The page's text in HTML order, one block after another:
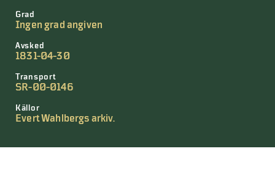
Grad
Ingen grad angiven
Avsked
1831-04-30
Transport
SR-00-0146
Källor
Evert Wahlbergs arkiv.